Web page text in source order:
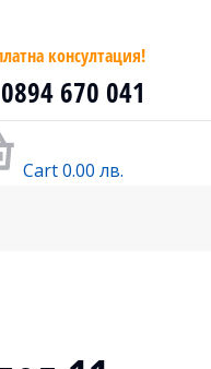
консултация!
0894 670 041
Cart0.00 лв.